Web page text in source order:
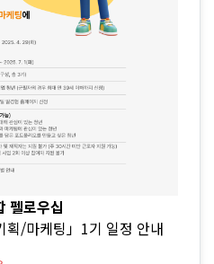
펠로우십
획/마케팅」1기 일정 안내